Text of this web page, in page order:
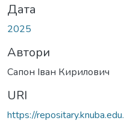
Дата
2025
Автори
Сапон Іван Кирилович
URI
https://